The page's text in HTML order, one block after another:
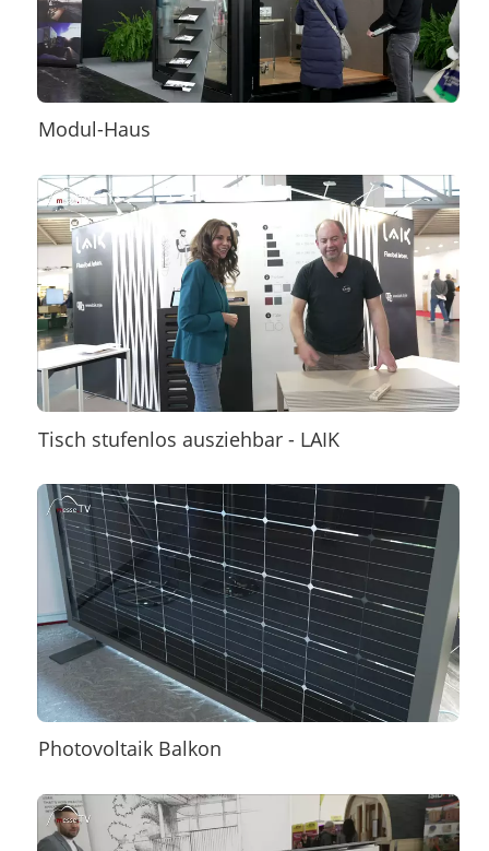
Modul-Haus
Tisch stufenlos ausziehbar - LAIK
Photovoltaik Balkon